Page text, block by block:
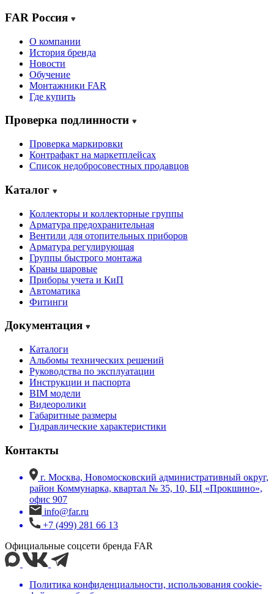
FAR Россия
О компании
История бренда
Новости
Обучение
Монтажники FAR
Где купить
Проверка подлинности
Проверка маркировки
Контрафакт на маркетплейсах
Cписок недобросовестных продавцов
Каталог
Коллекторы и коллекторные группы
Арматура предохранительная
Вентили для отопительных приборов
Арматура регулирующая
Группы быстрого монтажа
Краны шаровые
Приборы учета и КиП
Автоматика
Фитинги
Документация
Каталоги
Альбомы технических решений
Руководства по эксплуатации
Инструкции и паспорта
BIM модели
Видеоролики
Габаритные размеры
Гидравлические характеристики
Контакты
г. Москва, Новомосковский административный округ,
район Коммунарка, квартал № 35, 10, БЦ «Прокшино»,
офис 907
info@far.ru
+7 (499) 281 66 13
Официальные соцсети бренда FAR
Политика конфиденциальности, использования сookie-